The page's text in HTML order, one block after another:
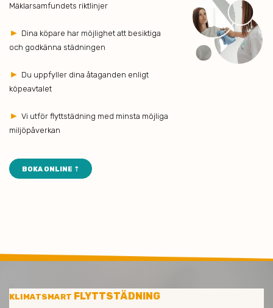
Mäklarsamfundets riktlinjer
► Dina köpare har möjlighet att besiktiga
och godkänna städningen
► Du uppfyller dina åtaganden enligt
köpeavtalet
► Vi utför flyttstädning med minsta möjliga
miljöpåverkan
BOKA ONLINE ⇡
KLIMATSMART FLYTTSTÄDNING